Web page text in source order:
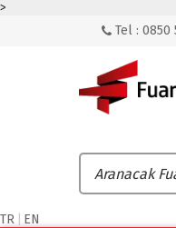
>
Tel : 0850
TR
EN